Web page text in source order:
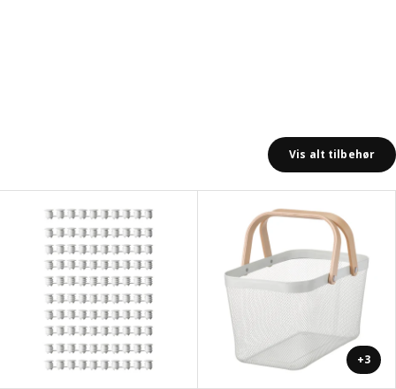
Vis alt tilbehør
+3